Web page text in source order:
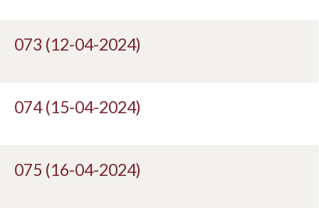
073 (12-04-2024)
074 (15-04-2024)
075 (16-04-2024)